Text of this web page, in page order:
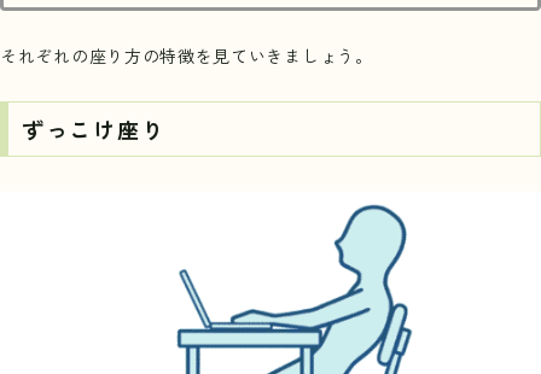
それぞれの座り方の特徴を見ていきましょう。
ずっこけ座り